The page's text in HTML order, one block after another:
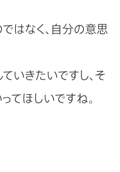
はなく、自分の意思
いきたいですし、そ
てほしいですね。